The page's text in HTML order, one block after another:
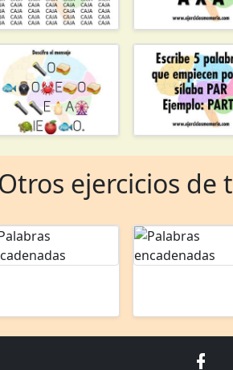
Otros ejercicios de